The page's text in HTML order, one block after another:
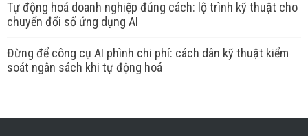
Tự động hoá doanh nghiệp đúng cách: lộ trình kỹ thuật cho
chuyển đổi số ứng dụng AI
Đừng để công cụ AI phình chi phí: cách dân kỹ thuật kiểm
soát ngân sách khi tự động hoá